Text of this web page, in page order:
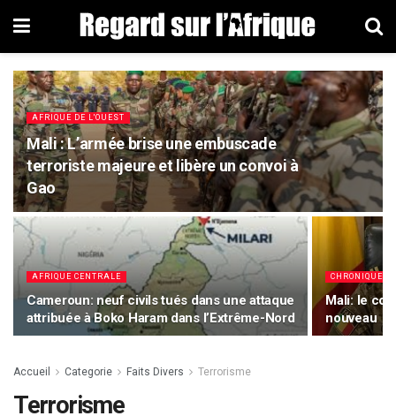
AFRIQUE DE L'OUEST
Mali : L’armée brise une embuscade
terroriste majeure et libère un convoi à
Gao
AFRIQUE CENTRALE
Cameroun: neuf civils tués dans une attaque
attribuée à Boko Haram dans l’Extrême-Nord
CHRONIQUES
Mali: le
nouveau
Accueil Categorie Faits Divers Terrorisme
Terrorisme